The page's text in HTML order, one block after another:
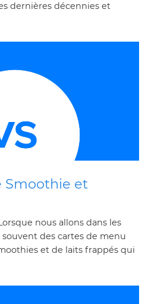
dernières décennies et
Smoothie et
nous allons dans les
des cartes de menu
et de laits frappés qui